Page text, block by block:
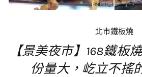
北市鐵板燒
【景美夜市】168鐵板
份量大，屹立不搖